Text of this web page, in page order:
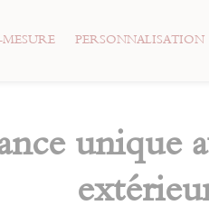
PERSONNALISATION
unique